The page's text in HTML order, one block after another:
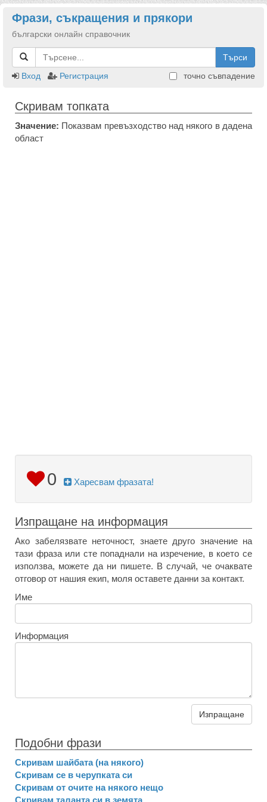
Фрази, съкращения и прякори
български онлайн справочник
Търси
Вход
Регистрация точно съвпадение
Скривам топката
Значение: Показвам превъзходство над някого в дадена
област
0 Харесвам фразата!
Изпращане на информация
Ако забелязвате неточност, знаете друго значение на
тази фраза или сте попаднали на изречение, в което се
използва, можете да ни пишете. В случай, че очаквате
отговор от нашия екип, моля оставете данни за контакт.
Име
Информация
Изпращане
Подобни фрази
Скривам шайбата (на някого)
Скривам се в черупката си
Скривам от очите на някого нещо
Скривам таланта си в земята